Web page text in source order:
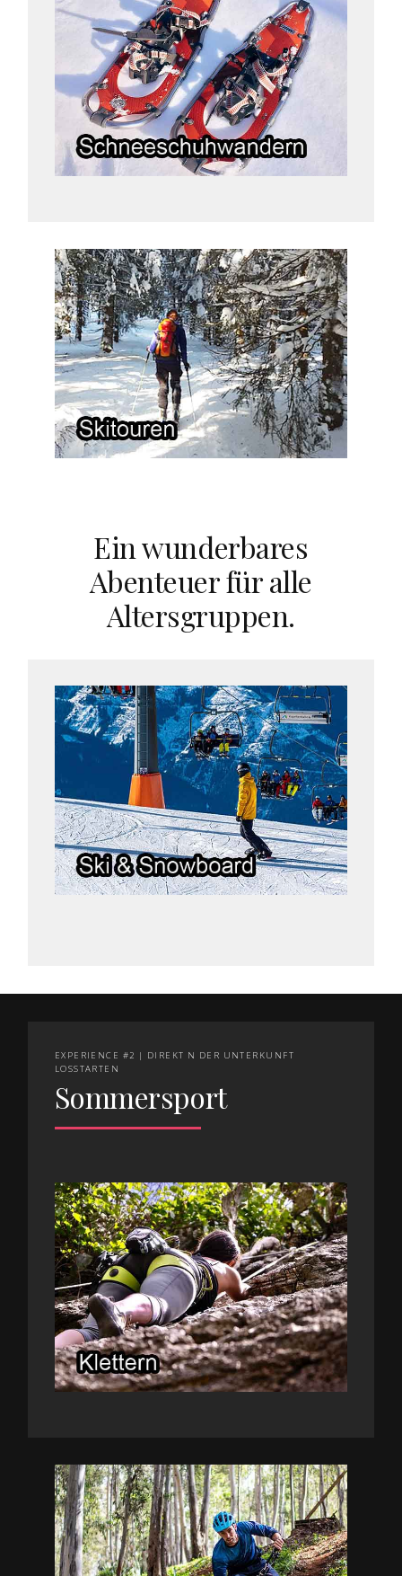
Ein wunderbares
Abenteuer für alle
Altersgruppen.
EXPERIENCE #2 | DIREKT N DER UNTERKUNFT
LOSSTARTEN
Sommersport